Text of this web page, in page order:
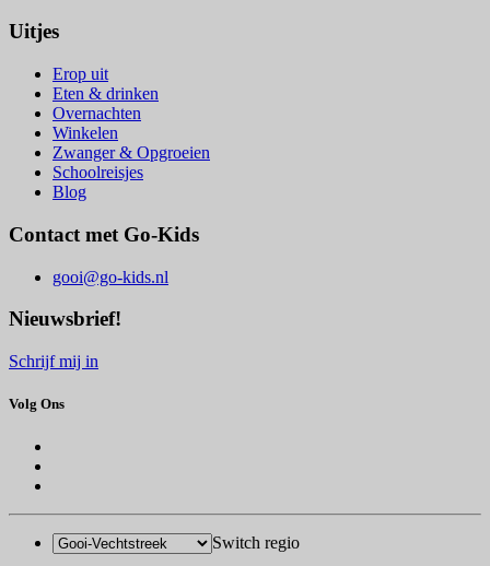
Uitjes
Erop uit
Eten & drinken
Overnachten
Winkelen
Zwanger & Opgroeien
Schoolreisjes
Blog
Contact met Go-Kids
gooi@go-kids.nl
Nieuwsbrief!
Schrijf mij in
Volg Ons
Switch regio